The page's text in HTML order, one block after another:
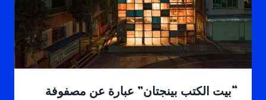
“بيت الكتب بينجتان” عبارة عن مصفوفة